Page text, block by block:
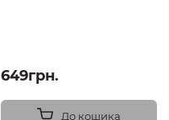
649грн.
До кошика